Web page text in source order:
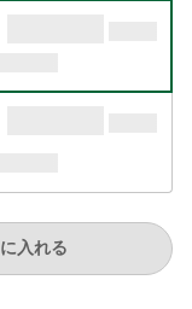
入れる